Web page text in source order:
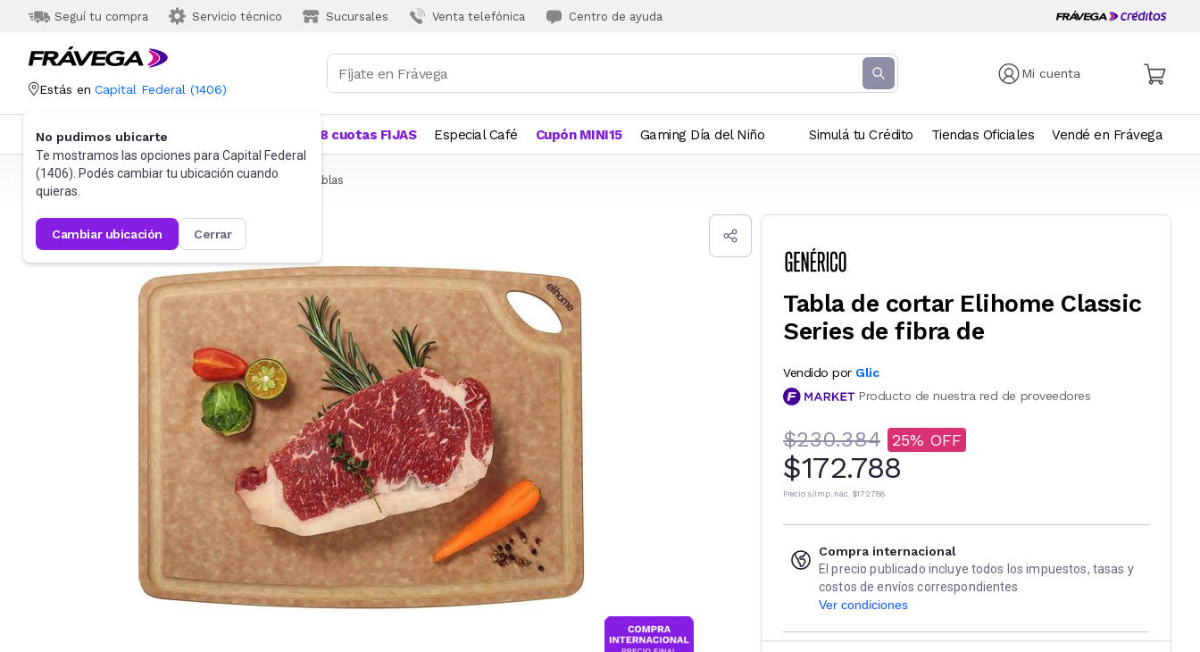
Seguí tu compra Servicio técnico Sucursales Venta telefónica Centro de ayuda
Mi cuenta
Estás en Capital Federal (1406)
No pudimos ubicarte
Te mostramos las opciones para Capital Federal
(1406). Podés cambiar tu ubicación cuando
quieras.
cambiar ubicación cerrar
Categorías Más Vendidos 18 cuotas FIJAS Especial Café Cupón MINI15 Gaming Día del Niño Simulá tu Crédito Tiendas Oficiales Vendé en Frávega
Frávega Hogar Bazar Utensilios de cocina Tablas
Tabla de cortar Elihome Classic
Series de fibra de
Vendido por Glic
Producto de nuestra red de proveedores
$230.384 25
$172.788
Precio s/imp. nac. $172.788
Compra internacional
El precio publicado incluye todos los impuestos, tasas y
costos de envíos correspondientes
Ver condiciones